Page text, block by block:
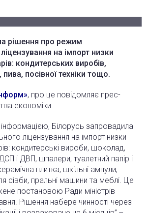
рішення про режим
на імпорт низки
кондитерських виробів,
посівної техніки тощо.
, про це повідомляє прес-
економіки.
Білорусь запровадила
ліцензування на імпорт низки
кондитерські вироби, шоколад,
і ДВП, шпалери, туалетний папір і
плитка, шкільні ампули,
сівби, пральні машини та меблі. Це
постановою Ради міністрів
Рішення набере чинності через